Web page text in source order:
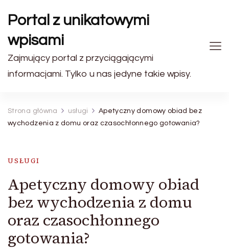
Portal z unikatowymi
wpisami
Zajmujący portal z przyciągającymi
informacjami. Tylko u nas jedyne takie wpisy.
Strona główna usługi
Apetyczny domowy obiad bez
wychodzenia z domu oraz czasochłonnego gotowania?
USŁUGI
Apetyczny domowy obiad
bez wychodzenia z domu
oraz czasochłonnego
gotowania?